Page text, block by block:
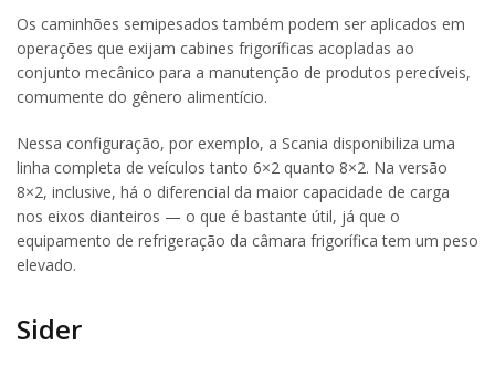
Os caminhões semipesados também podem ser aplicados em
operações que exijam cabines frigoríficas acopladas ao
conjunto mecânico para a manutenção de produtos perecíveis,
comumente do gênero alimentício.
Nessa configuração, por exemplo, a Scania disponibiliza uma
linha completa de veículos tanto 6×2 quanto 8×2. Na versão
8×2, inclusive, há o diferencial da maior capacidade de carga
nos eixos dianteiros — o que é bastante útil, já que o
equipamento de refrigeração da câmara frigorífica tem um peso
elevado.
Sider